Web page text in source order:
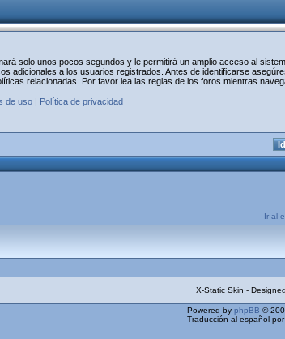
solo unos pocos segundos y le permitirá un amplio acceso al
adicionales a los usuarios registrados. Antes de identificarse
relacionadas. Por favor lea las reglas de los foros mientras
de uso| Política de privacidad
Ir al
X-Static Skin -
Powered by phpBB ©
Traducción al español por